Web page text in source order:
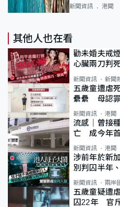
新聞資訊 港聞
其他人也在看
勸未婚夫戒
心臟兩刀判
新聞資訊 新聞
五歲童遭虐
纍纍 母認
類案最惡劣
新聞資訊 港聞
流感｜曾接
亡 成今年首
新聞資訊 港聞
涉前年於新
別判囚半年
新聞資訊 兩岸
五歲童疑遭
囚22年 官